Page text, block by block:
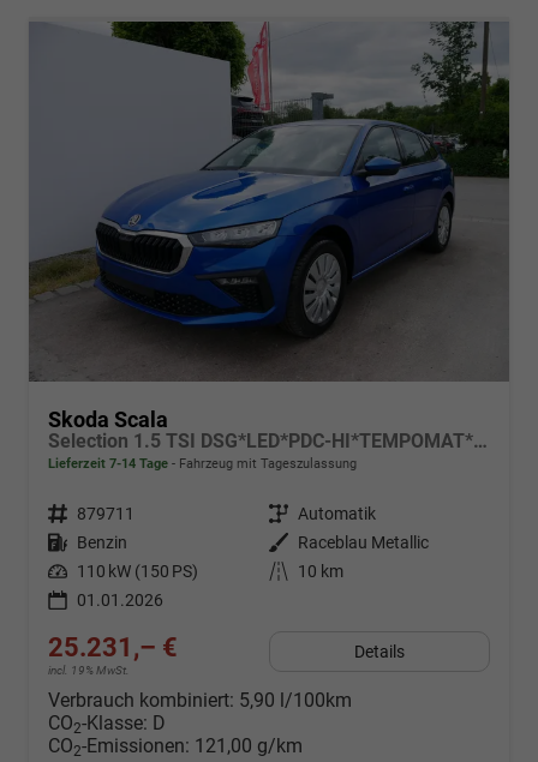
Skoda Scala
Selection 1.5 TSI DSG*LED*PDC-HI*TEMPOMAT*SMARTLINK*SHZ*KLIMA*RADIO
Lieferzeit 7-14 Tage Fahrzeug mit Tageszulassung
Fahrzeugnr. 879711 Getriebe Automatik
Kraftstoff Benzin Außenfarbe
Raceblau Metallic
Leistung 110 kW (150 PS) Kilometerstand
10 km
01.01.2026
25.231,– €
incl. 19% MwSt.
Details
Verbrauch kombiniert: 5,90 l/100km
CO2-Klasse: D
CO2-Emissionen: 121,00 g/km